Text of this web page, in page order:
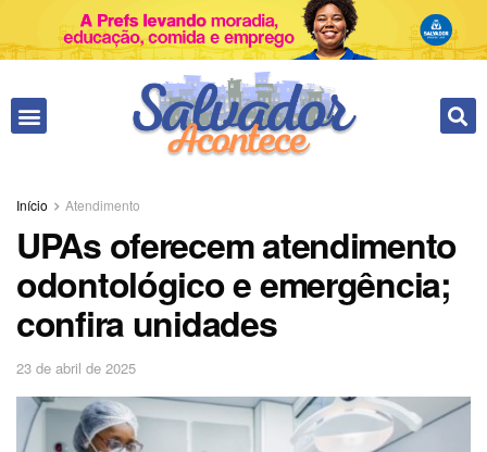
Início Atendimento
UPAs oferecem atendimento
odontológico e emergência;
confira unidades
23 de abril de 2025